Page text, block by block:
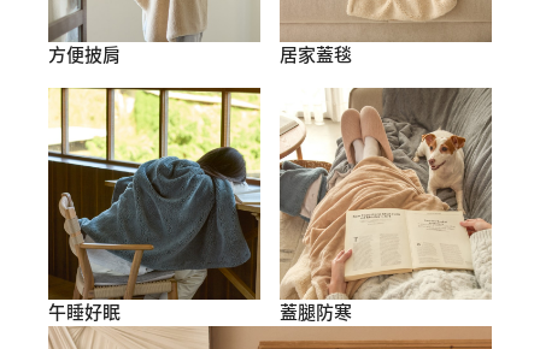
方便披肩 居家蓋毯
午睡好眠 蓋腿防寒